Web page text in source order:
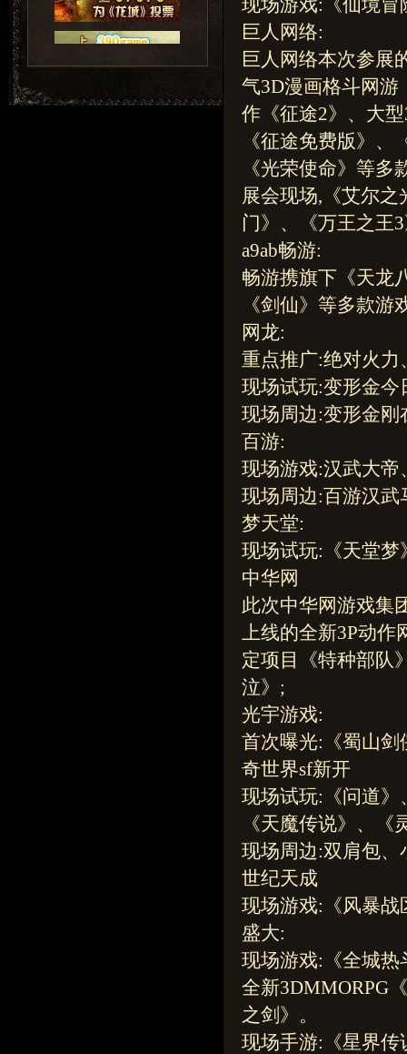
巨人网络:
巨人网络本次参展
气3D漫画格斗网游
作《征途2》、大
《征途免费版》
《光荣使命》等多
展会现场,《艾尔
门》、《万王之王
a9ab畅游:
畅游携旗下《天龙
《剑仙》等多款游
网龙:
重点推广:绝对火力
现场试玩:变形金今
现场周边:变形金刚
百游:
现场游戏:汉武大帝
现场周边:百游汉武
梦天堂:
现场试玩:《天堂梦
中华网
此次中华网游戏集
上线的全新3P动
定项目《特种部队
泣》;
光宇游戏:
首次曝光:《蜀山剑
奇世界sf新开
现场试玩:《问道》
《天魔传说》、
现场周边:双肩包、
世纪天成
现场游戏:《风暴战
盛大:
现场游戏:《全城热
全新3DMMORPG
之剑》。
现场手游:《星界传